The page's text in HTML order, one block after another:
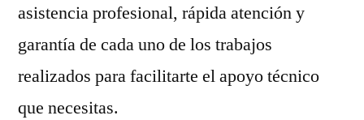
asistencia profesional, rápida atención y
garantía de cada uno de los trabajos
realizados para facilitarte el apoyo técnico
que necesitas.